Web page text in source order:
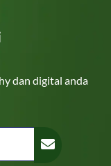
dan digital anda